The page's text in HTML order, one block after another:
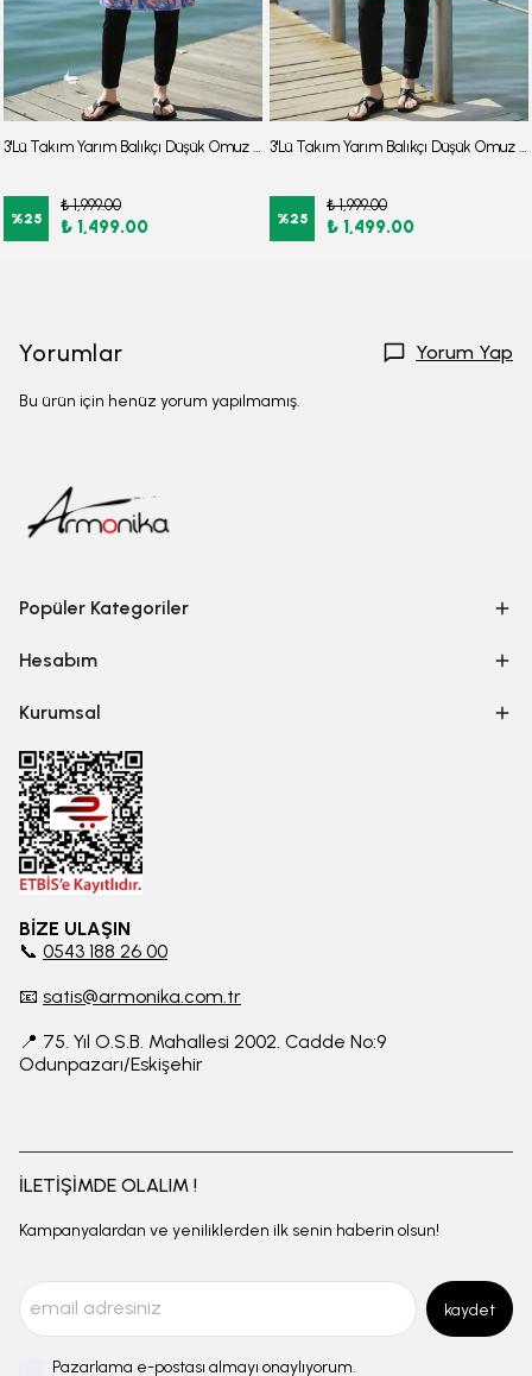
3'Lü Takım Yarım Balıkçı Düşük Omuz Yarasakol Likralı Kumaş Burkini Tesettür Mayo D48
%25
₺ 1,999.00
₺ 1,499.00
3'Lü Takım Yarım Balıkçı Düşük Omuz Yarasakol Likralı Kumaş Burkini Tesettür Mayo D7
%25
₺ 1,999.00
₺ 1,499.00
Yorumlar Yorum Yap
Bu ürün için henüz yorum yapılmamış.
Popüler Kategoriler
Hesabım
Kurumsal
BİZE ULAŞIN
📞 0543 188 26 00
📧 satis@armonika.com.tr
📍 75. Yıl O.S.B. Mahallesi 2002. Cadde No:9
Odunpazarı/Eskişehir
İLETİŞİMDE OLALIM !
Kampanyalardan ve yeniliklerden ilk senin haberin olsun!
kaydet
Pazarlama e-postası almayı onaylıyorum.